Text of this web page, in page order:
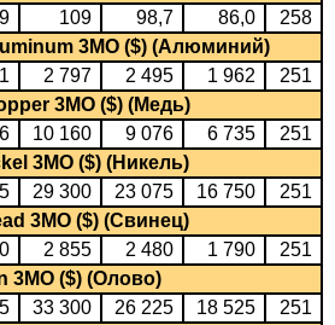
109 98,7 86,0
258
3MO ($) (Алюминий)
2 797 2 495 1 962
251
3MO ($) (Медь)
10 160 9 076 6 735
251
3MO ($) (Никель)
29 300 23 075 16 750
251
3MO ($) (Свинец)
2 855 2 480 1 790
251
3MO ($) (Олово)
33 300 26 225 18 525
251